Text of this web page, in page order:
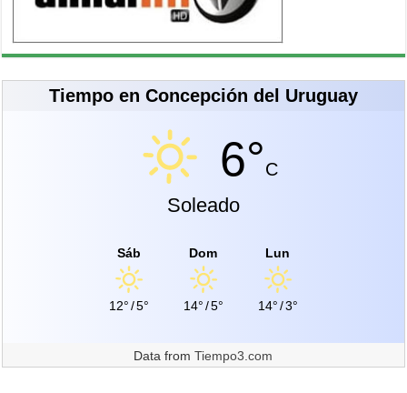
Tiempo en Concepción del Uruguay
6°C
Soleado
Sáb
12°/5°
Dom
14°/5°
Lun
14°/3°
Data fromTiempo3.com